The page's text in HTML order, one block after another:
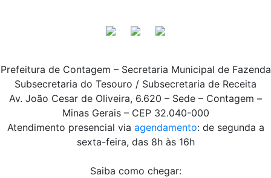
Prefeitura de Contagem – Secretaria Municipal de Fazenda
Subsecretaria do Tesouro / Subsecretaria de Receita
Av. João Cesar de Oliveira, 6.620 – Sede – Contagem –
Minas Gerais – CEP 32.040-000
Atendimento presencial via agendamento: de segunda a
sexta-feira, das 8h às 16h
Saiba como chegar: